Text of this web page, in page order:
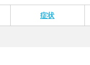
症状